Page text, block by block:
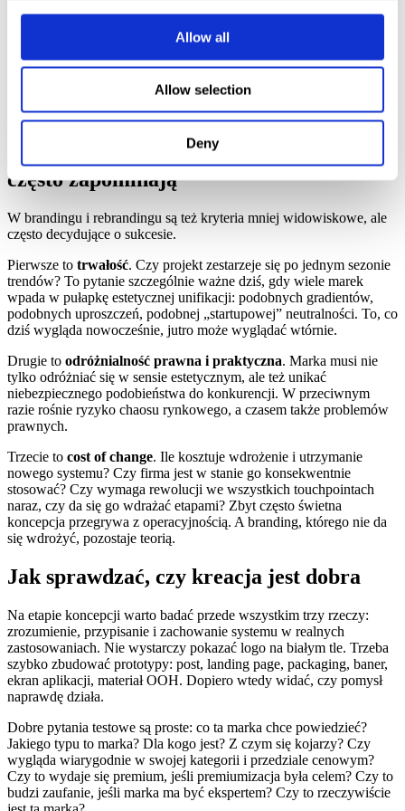
Allow all
Allow selection
Deny
Z perspektywy efektywności to ryzyko poważne. Jeśli komunikacja
nie buduje właściwego przypisania do marki, rośnie szansa
inwestujemy w pamięć marki.
Dodatkowe kryteria, o których firmy
często zapominają
W brandingu i rebrandingu są też kryteria mniej widowiskowe, ale
często decydujące o sukcesie.
Pierwsze to trwałość. Czy projekt zestarzeje się po jednym sezonie
trendów? To pytanie szczególnie ważne dziś, gdy wiele marek
wpada w pułapkę estetycznej unifikacji: podobnych gradientów,
podobnych uproszczeń, podobnej „startupowej” neutralności. To, co
dziś wygląda nowocześnie, jutro może wyglądać wtórnie.
Drugie to odróżnialność prawna i praktyczna. Marka musi nie
tylko odróżniać się w sensie estetycznym, ale też unikać
niebezpiecznego podobieństwa do konkurencji. W przeciwnym
razie rośnie ryzyko chaosu rynkowego, a czasem także problemów
prawnych.
Trzecie to cost of change. Ile kosztuje wdrożenie i utrzymanie
nowego systemu? Czy firma jest w stanie go konsekwentnie
stosować? Czy wymaga rewolucji we wszystkich touchpointach
naraz, czy da się go wdrażać etapami? Zbyt często świetna
koncepcja przegrywa z operacyjnością. A branding, którego nie da
się wdrożyć, pozostaje teorią.
Jak sprawdzać, czy kreacja jest dobra
Na etapie koncepcji warto badać przede wszystkim trzy rzeczy:
zrozumienie, przypisanie i zachowanie systemu w realnych
zastosowaniach. Nie wystarczy pokazać logo na białym tle. Trzeba
szybko zbudować prototypy: post, landing page, packaging, baner,
ekran aplikacji, materiał OOH. Dopiero wtedy widać, czy pomysł
naprawdę działa.
Dobre pytania testowe są proste: co ta marka chce powiedzieć?
Jakiego typu to marka? Dla kogo jest? Z czym się kojarzy? Czy
wygląda wiarygodnie w swojej kategorii i przedziale cenowym?
Czy to wydaje się premium, jeśli premiumizacja była celem? Czy to
budzi zaufanie, jeśli marka ma być ekspertem? Czy to rzeczywiście